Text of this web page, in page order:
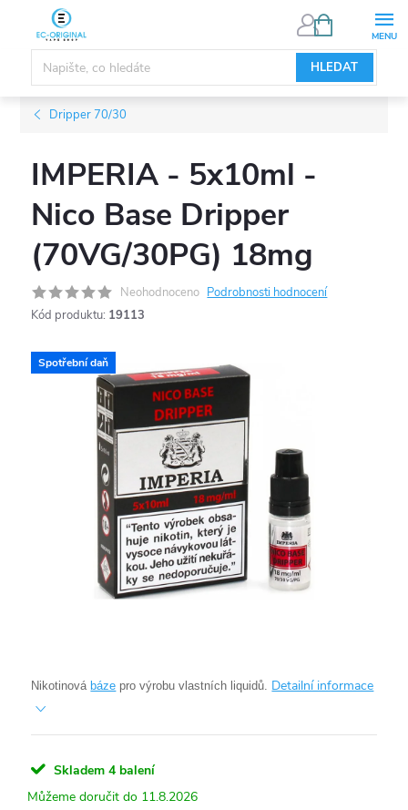
obsah
HLEDAT
NÁKUPNÍ
Dripper 70/30
IMPERIA - 5x10ml -
Nico Base Dripper
(70VG/30PG) 18mg
Neohodnoceno Podrobnosti hodnocení
Kód produktu: 19113
Spotřební daň
Nikotinová báze pro výrobu vlastních liquidů. Detailní informace
Skladem 4 balení
11.8.2026